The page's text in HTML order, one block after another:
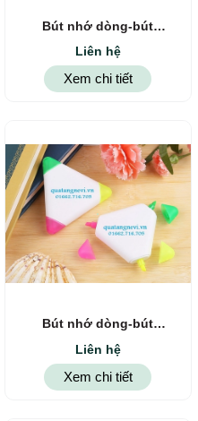
Bút nhớ dòng-bút
highlight 5
Liên hệ
Xem chi tiết
Bút nhớ dòng-bút
Liên hệ
Xem chi tiết